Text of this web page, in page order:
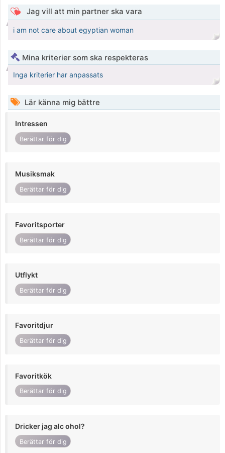
Jag vill att min partner ska vara
i am not care about egyptian woman
Mina kriterier som ska respekteras
Inga kriterier har anpassats
Lär känna mig bättre
Intressen
Berättar för dig
Musiksmak
Berättar för dig
Favoritsporter
Berättar för dig
Utflykt
Berättar för dig
Favoritdjur
Berättar för dig
Favoritkök
Berättar för dig
Dricker jag alc ohol?
Berättar för dig